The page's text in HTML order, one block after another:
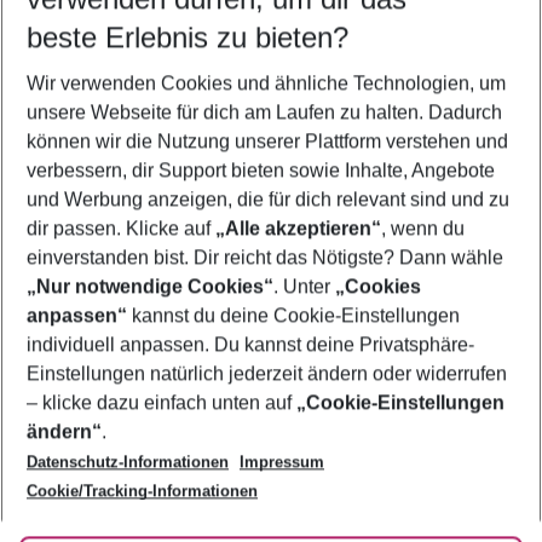
5-8 Nächte
2 Erwachsene Keine Kinder
Mehr Filter anzeigen
Footer
Footer navigation
Über uns
AGB
Bestpreisgarantie
Cookie-Einstellungen ändern
Cookie-Richtlinie
Agenturbetreuung
Barrierefreies Reisen
Folge uns
beste Erlebnis zu bieten?
Wir verwenden Cookies und ähnliche Technologien, um
unsere Webseite für dich am Laufen zu halten. Dadurch
können wir die Nutzung unserer Plattform verstehen und
verbessern, dir Support bieten sowie Inhalte, Angebote
und Werbung anzeigen, die für dich relevant sind und zu
dir passen. Klicke auf „Alle akzeptieren“, wenn du
einverstanden bist. Dir reicht das Nötigste? Dann wähle
„Nur notwendige Cookies“. Unter „Cookies
anpassen“ kannst du deine Cookie-Einstellungen
individuell anpassen. Du kannst deine Privatsphäre-
Einstellungen natürlich jederzeit ändern oder widerrufen
– klicke dazu einfach unten auf „Cookie-Einstellungen
ändern“.
Datenschutz-Informationen
Impressum
Cookie/Tracking-Informationen